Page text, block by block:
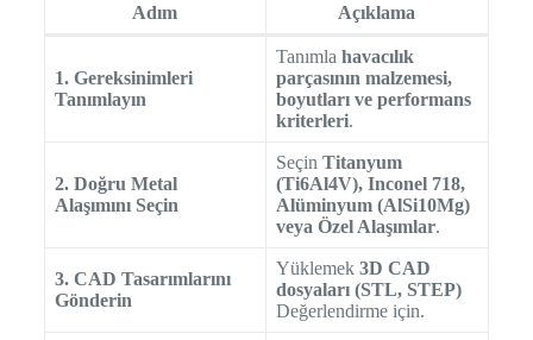
Adım Açıklama
1. Gereksinimleri
Tanımlayın
Tanımla havacılık
parçasının malzemesi,
boyutları ve performans
kriterleri.
2. Doğru Metal
Alaşımını Seçin
Seçin Titanyum
(Ti6Al4V), Inconel 718,
Alüminyum (AlSi10Mg)
veya Özel Alaşımlar.
3. CAD Tasarımlarını
Gönderin
Yüklemek 3D CAD
dosyaları (STL, STEP)
Değerlendirme için.